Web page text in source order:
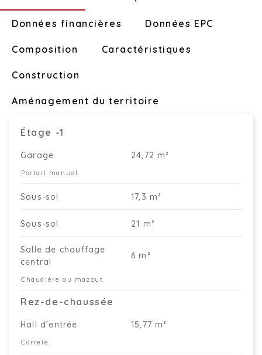
Données financières Données EPC
Composition Caractéristiques
Construction
Aménagement du territoire
Étage -1
Garage 24,72 m²
Portail manuel.
Sous-sol 17,3 m²
Sous-sol 21 m²
Salle de chauffage
central
6 m²
Chaudière au mazout.
Rez-de-chaussée
Hall d'entrée 15,77 m²
Carrelé.